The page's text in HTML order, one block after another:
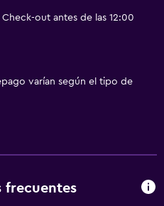
out antes de las 12:00
varían según el tipo de
frecuentes